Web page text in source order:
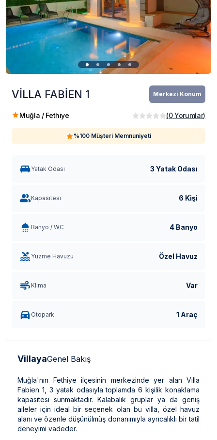
VİLLA FABİEN 1 Merkezi Konum
Muğla / Fethiye (0 Yorumlar)
%100 Müşteri Memnuniyeti
Yatak Odası 3 Yatak Odası
Kapasitesi 6 Kişi
Banyo / WC 4 Banyo
Yüzme Havuzu Özel Havuz
Klima Var
Otopark 1 Araç
VillayaGenel Bakış
Muğla'nın Fethiye ilçesinin merkezinde yer alan Villa
Fabien 1, 3 yatak odasıyla toplamda 6 kişilik konaklama
kapasitesi sunmaktadır. Kalabalık gruplar ya da geniş
aileler için ideal bir seçenek olan bu villa, özel havuz
alanı ve özenle düşünülmüş donanımıyla ayrıcalıklı bir tatil
deneyimi vadeder.